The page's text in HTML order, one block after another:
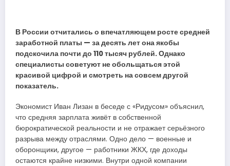
В России отчитались о впечатляющем росте средней
заработной платы — за десять лет она якобы
подскочила почти до 110 тысяч рублей. Однако
специалисты советуют не обольщаться этой
красивой цифрой и смотреть на совсем другой
показатель.
Экономист Иван Лизан в беседе с «Ридусом» объяснил,
что средняя зарплата живёт в собственной
бюрократической реальности и не отражает серьёзного
разрыва между отраслями. Одно дело — военные и
оборонщики, другое — работники ЖКХ, где доходы
остаются крайне низкими. Внутри одной компании